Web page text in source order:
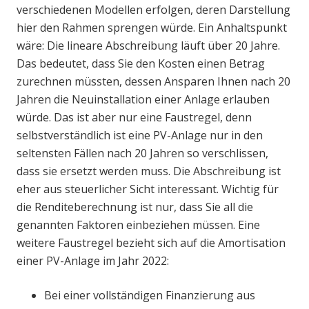
verschiedenen Modellen erfolgen, deren Darstellung
hier den Rahmen sprengen würde. Ein Anhaltspunkt
wäre: Die lineare Abschreibung läuft über 20 Jahre.
Das bedeutet, dass Sie den Kosten einen Betrag
zurechnen müssten, dessen Ansparen Ihnen nach 20
Jahren die Neuinstallation einer Anlage erlauben
würde. Das ist aber nur eine Faustregel, denn
selbstverständlich ist eine PV-Anlage nur in den
seltensten Fällen nach 20 Jahren so verschlissen,
dass sie ersetzt werden muss. Die Abschreibung ist
eher aus steuerlicher Sicht interessant. Wichtig für
die Renditeberechnung ist nur, dass Sie all die
genannten Faktoren einbeziehen müssen. Eine
weitere Faustregel bezieht sich auf die Amortisation
einer PV-Anlage im Jahr 2022:
Bei einer vollständigen Finanzierung aus